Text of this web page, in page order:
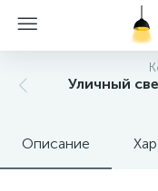
Уличный
Описание